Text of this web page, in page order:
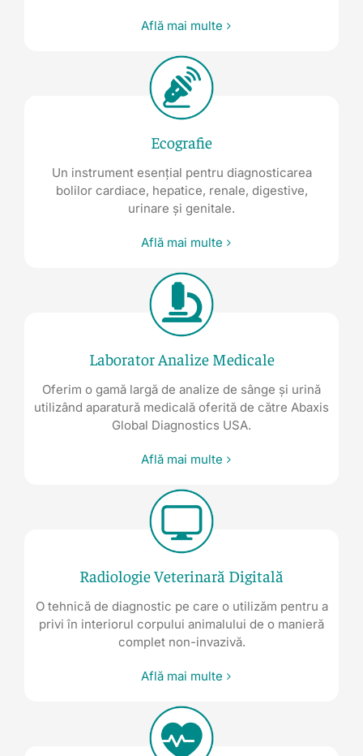
Află mai multe
Ecografie
Un instrument esențial pentru diagnosticarea
bolilor cardiace, hepatice, renale, digestive,
urinare și genitale.
Află mai multe
Laborator Analize Medicale
Oferim o gamă largă de analize de sânge și urină
utilizând aparatură medicală oferită de către Abaxis
Global Diagnostics USA.
Află mai multe
Radiologie Veterinară Digitală
O tehnică de diagnostic pe care o utilizăm pentru a
privi în interiorul corpului animalului de o manieră
complet non-invazivă.
Află mai multe